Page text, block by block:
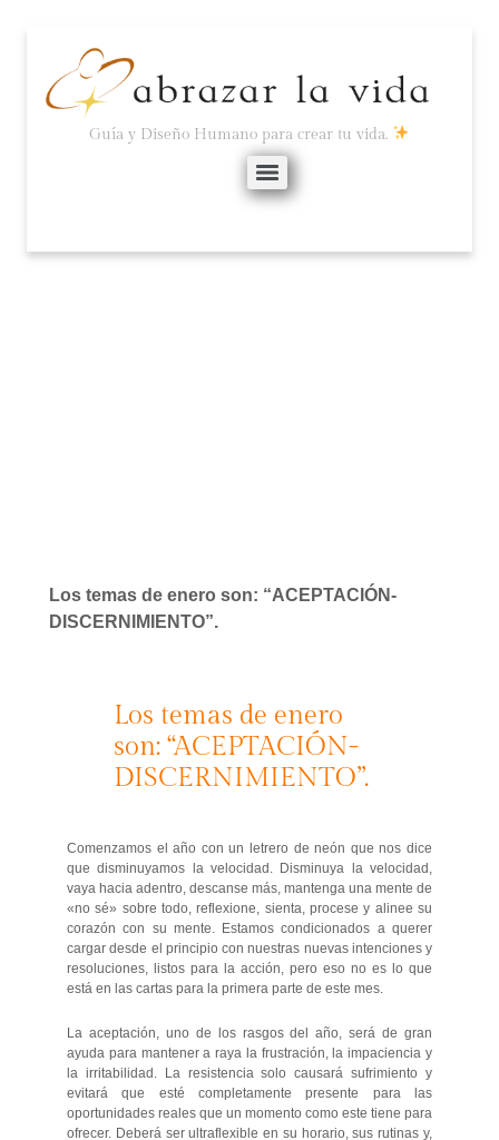
Guía y Diseño Humano para crear tu vida.
Los temas de enero son: “ACEPTACIÓN-
DISCERNIMIENTO”.
Los temas de enero
son: “ACEPTACIÓN-
DISCERNIMIENTO”.
Comenzamos el año con un letrero de neón que nos dice
que disminuyamos la velocidad. Disminuya la velocidad,
vaya hacia adentro, descanse más, mantenga una mente de
«no sé» sobre todo, reflexione, sienta, procese y alinee su
corazón con su mente. Estamos condicionados a querer
cargar desde el principio con nuestras nuevas intenciones y
resoluciones, listos para la acción, pero eso no es lo que
está en las cartas para la primera parte de este mes.
La aceptación, uno de los rasgos del año, será de gran
ayuda para mantener a raya la frustración, la impaciencia y
la irritabilidad. La resistencia solo causará sufrimiento y
evitará que esté completamente presente para las
oportunidades reales que un momento como este tiene para
ofrecer. Deberá ser ultraflexible en su horario, sus rutinas y,